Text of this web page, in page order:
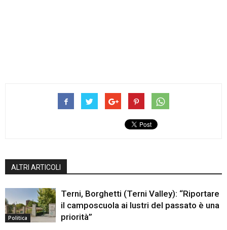
ALTRI ARTICOLI
Politica
Terni, Borghetti (Terni Valley): “Riportare
il camposcuola ai lustri del passato è una
priorità”